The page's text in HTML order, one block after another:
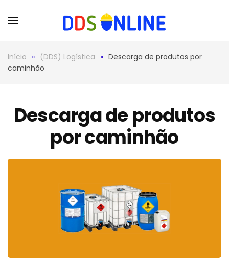
Skip to main content
Início (DDS) Logística
Descarga de produtos por
caminhão
Descarga de produtos
por caminhão